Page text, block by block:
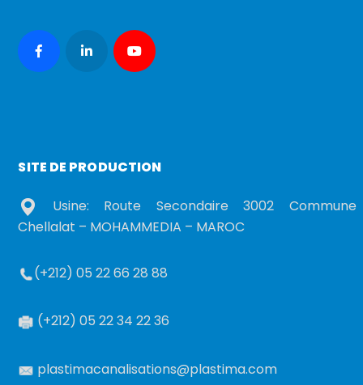
SITE DE PRODUCTION
Usine: Route Secondaire 3002 Commune
Chellalat – MOHAMMEDIA – MAROC
(+212) 05 22 66 28 88
(+212) 05 22 34 22 36
plastimacanalisations@plastima.com